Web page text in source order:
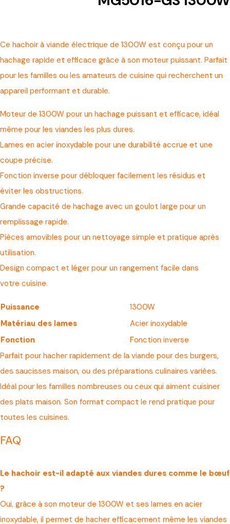
Ce hachoir à viande électrique de 1300W est conçu pour un
hachage rapide et efficace grâce à son moteur puissant. Parfait
pour les familles ou les amateurs de cuisine qui recherchent un
appareil performant et durable.
Moteur de 1300W pour un hachage puissant et efficace, idéal
même pour les viandes les plus dures.
Lames en acier inoxydable pour une durabilité accrue et une
coupe précise.
Fonction inverse pour débloquer facilement les résidus et
éviter les obstructions.
Grande capacité de hachage avec un goulot large pour un
remplissage rapide.
Pièces amovibles pour un nettoyage simple et pratique après
utilisation.
Design compact et léger pour un rangement facile dans
votre cuisine.
Puissance
1300W
Matériau des lames
Acier inoxydable
Fonction
Fonction inverse
Parfait pour hacher rapidement de la viande pour des burgers,
des saucisses maison, ou des préparations culinaires variées.
Idéal pour les familles nombreuses ou ceux qui aiment cuisiner
des plats maison. Son format compact le rend pratique pour
toutes les cuisines.
FAQ
Le hachoir est-il adapté aux viandes dures comme le bœuf
?
Oui, grâce à son moteur de 1300W et ses lames en acier
inoxydable, il permet de hacher efficacement même les viandes